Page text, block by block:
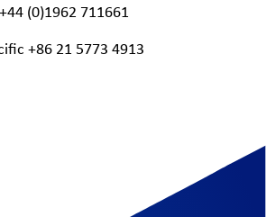
(0)1962 711661
+86 21 5773 4913